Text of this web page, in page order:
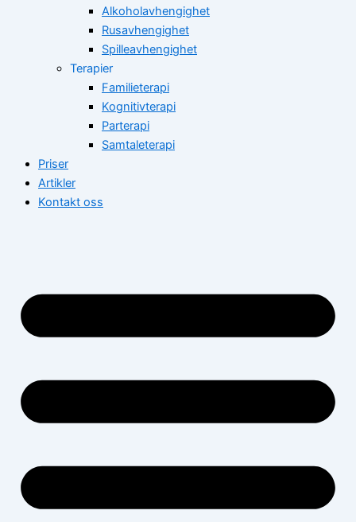
Alkoholavhengighet
Rusavhengighet
Spilleavhengighet
Terapier
Familieterapi
Kognitivterapi
Parterapi
Samtaleterapi
Priser
Artikler
Kontakt oss